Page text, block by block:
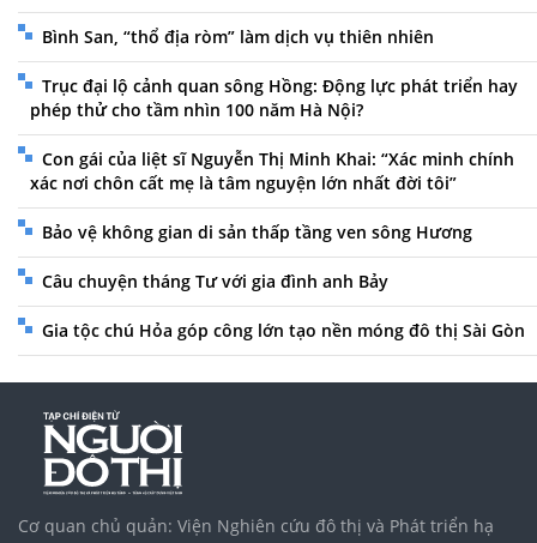
Bình San, “thổ địa ròm” làm dịch vụ thiên nhiên
Trục đại lộ cảnh quan sông Hồng: Động lực phát triển hay
phép thử cho tầm nhìn 100 năm Hà Nội?
Con gái của liệt sĩ Nguyễn Thị Minh Khai: “Xác minh chính
xác nơi chôn cất mẹ là tâm nguyện lớn nhất đời tôi”
Bảo vệ không gian di sản thấp tầng ven sông Hương
Câu chuyện tháng Tư với gia đình anh Bảy
Gia tộc chú Hỏa góp công lớn tạo nền móng đô thị Sài Gòn
Cơ quan chủ quản: Viện Nghiên cứu đô thị và Phát triển hạ